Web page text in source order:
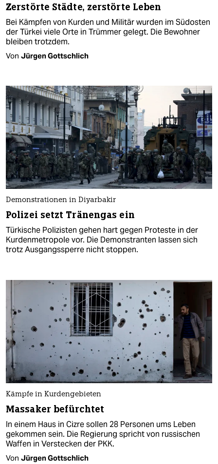
Zerstörte Städte, zerstörte Leben
Bei Kämpfen von Kurden und Militär wurden im Südosten
der Türkei viele Orte in Trümmer gelegt. Die Bewohner
bleiben trotzdem.
Von Jürgen Gottschlich
Demonstrationen in Diyarbakir
Polizei setzt Tränengas ein
Türkische Polizisten gehen hart gegen Proteste in der
Kurdenmetropole vor. Die Demonstranten lassen sich
trotz Ausgangssperre nicht stoppen.
Kämpfe in Kurdengebieten
Massaker befürchtet
In einem Haus in Cizre sollen 28 Personen ums Leben
gekommen sein. Die Regierung spricht von russischen
Waffen in Verstecken der PKK.
Von Jürgen Gottschlich